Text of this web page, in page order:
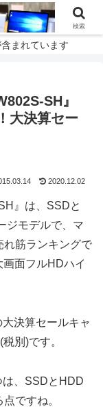
まれています
SH』
大決算セー
2020.12.02
』は、SSDと
ジモデルで、マ
れ筋ランキングで
面フルHDハイ
決算セールキャ
別)です。
は、SSDとHDD
ですね。
検索